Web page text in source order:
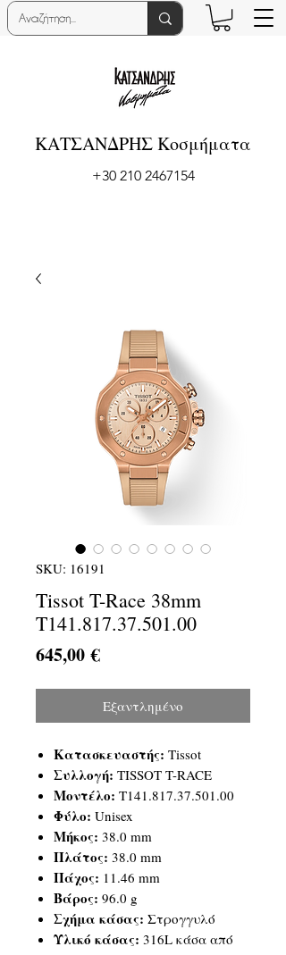
ΚΑΤΣΑΝΔΡΗΣ Κοσμήματα
+30 210 2467154
SKU: 16191
Tissot T-Race 38mm
T141.817.37.501.00
645,00 €Τιμή
Εξαντλημένο
Κατασκευαστής: Tissot
Συλλογή: TISSOT T-RACE
Μοντέλο: T141.817.37.501.00
Φύλο: Unisex
Μήκος: 38.0 mm
Πλάτος: 38.0 mm
Πάχος: 11.46 mm
Βάρος: 96.0 g
Σχήμα κάσας: Στρογγυλό
Υλικό κάσας: 316L κάσα από